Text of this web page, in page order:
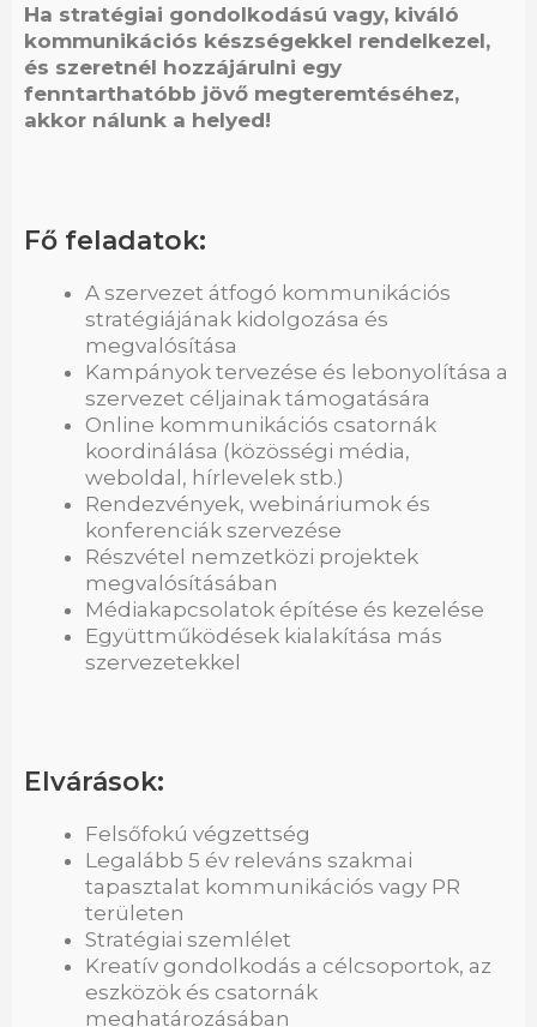
Ha stratégiai gondolkodású vagy, kiváló
kommunikációs készségekkel rendelkezel,
és szeretnél hozzájárulni egy
fenntarthatóbb jövő megteremtéséhez,
akkor nálunk a helyed!
Fő feladatok:
A szervezet átfogó kommunikációs
stratégiájának kidolgozása és
megvalósítása
Kampányok tervezése és lebonyolítása a
szervezet céljainak támogatására
Online kommunikációs csatornák
koordinálása (közösségi média,
weboldal, hírlevelek stb.)
Rendezvények, webináriumok és
konferenciák szervezése
Részvétel nemzetközi projektek
megvalósításában
Médiakapcsolatok építése és kezelése
Együttműködések kialakítása más
szervezetekkel
Elvárások:
Felsőfokú végzettség
Legalább 5 év releváns szakmai
tapasztalat kommunikációs vagy PR
területen
Stratégiai szemlélet
Kreatív gondolkodás a célcsoportok, az
eszközök és csatornák
meghatározásában